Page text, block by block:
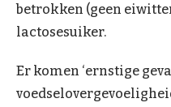
betrokken (geen
lactosesuiker.
Er komen ‘ernstige